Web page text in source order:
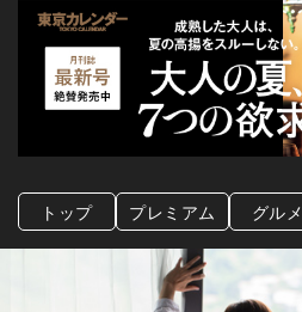
トップ プレミアム グルメ